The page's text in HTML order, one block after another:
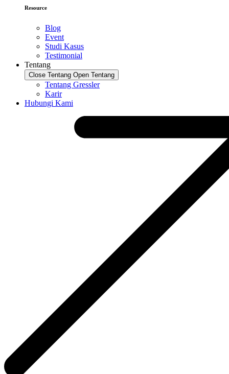
Resource
Blog
Event
Studi Kasus
Testimonial
Tentang
Close Tentang Open Tentang
Tentang Gressler
Karir
Hubungi Kami